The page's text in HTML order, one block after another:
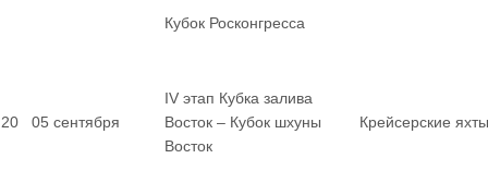
Кубок Росконгресса
20 05 сентября
IV этап Кубка залива
Восток – Кубок шхуны
Восток
Крейсерские яхты